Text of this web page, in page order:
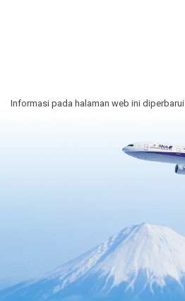
Informasi pada halaman web ini